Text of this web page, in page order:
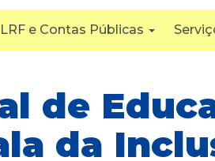
LRF e Contas Públicas
de
da